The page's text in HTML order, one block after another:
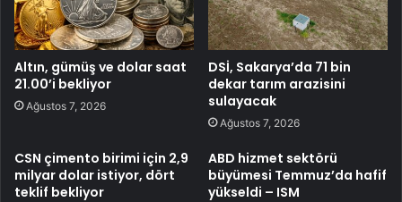
Altın, gümüş ve dolar saat
21.00’i bekliyor
Ağustos 7, 2026
DSİ, Sakarya’da 71 bin
dekar tarım arazisini
sulayacak
Ağustos 7, 2026
CSN çimento birimi için 2,9
milyar dolar istiyor, dört
teklif bekliyor
ABD hizmet sektörü
büyümesi Temmuz’da hafif
yükseldi – ISM